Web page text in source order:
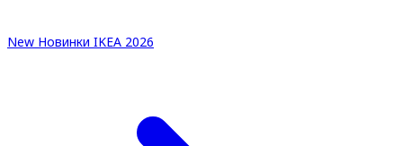
New Новинки IKEA 2026